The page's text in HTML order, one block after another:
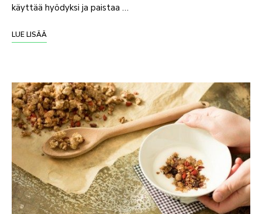
käyttää hyödyksi ja paistaa …
LUE LISÄÄ